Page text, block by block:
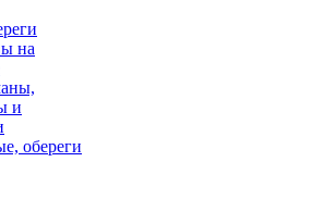
на
и
обереги